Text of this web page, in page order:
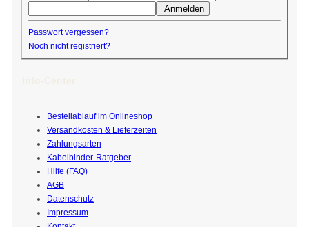
Anmelden
Passwort vergessen?
Noch nicht registriert?
Bestellablauf im Onlineshop
Versandkosten & Lieferzeiten
Zahlungsarten
Kabelbinder-Ratgeber
Hilfe (FAQ)
AGB
Datenschutz
Impressum